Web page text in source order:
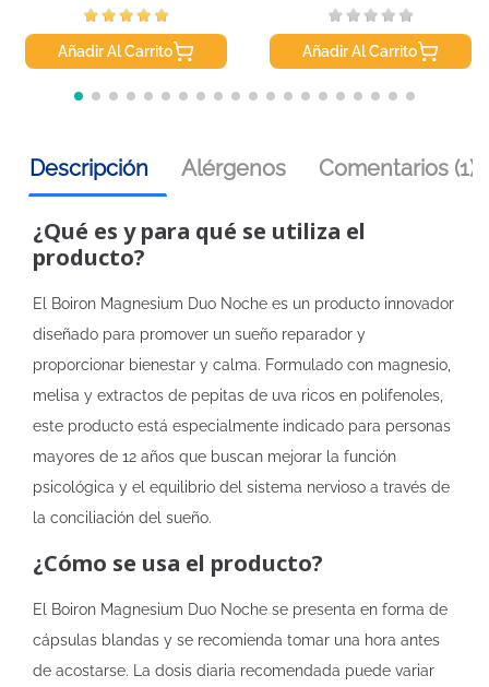
Añadir Al Carrito Añadir Al Carrito
Descripción Alérgenos Comentarios (1)
¿Qué es y para qué se utiliza el
producto?
El Boiron Magnesium Duo Noche es un producto innovador
diseñado para promover un sueño reparador y
proporcionar bienestar y calma. Formulado con magnesio,
melisa y extractos de pepitas de uva ricos en polifenoles,
este producto está especialmente indicado para personas
mayores de 12 años que buscan mejorar la función
psicológica y el equilibrio del sistema nervioso a través de
la conciliación del sueño.
¿Cómo se usa el producto?
El Boiron Magnesium Duo Noche se presenta en forma de
cápsulas blandas y se recomienda tomar una hora antes
de acostarse. La dosis diaria recomendada puede variar